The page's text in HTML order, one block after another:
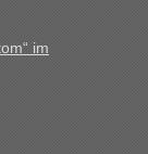
im Gepäck
im